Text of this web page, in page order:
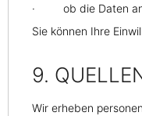
· ob die Daten an
Sie können Ihre
9.
Wir erheben